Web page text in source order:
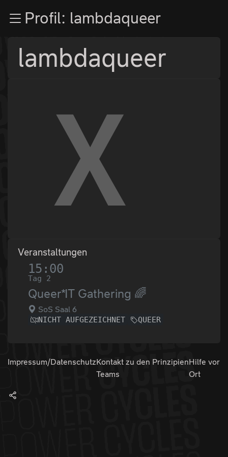
Zum InhaltProfil: lambdaqueer
lambdaqueer
Veranstaltungen
15:00
Tag 2
Queer*IT Gathering 🌈
SoS Saal 6
NICHT AUFGEZEICHNET QUEER
Impressum/DatenschutzKontakt zu den
Teams
PrinzipienHilfe vor
Ort